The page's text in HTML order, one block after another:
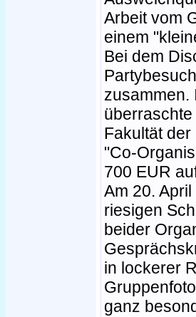
Arbeit vom
einem
Bei dem
zusammen.
Fakultät
"Co-
700 EUR
Am 20.
riesigen
beider
in lockerer
ganz